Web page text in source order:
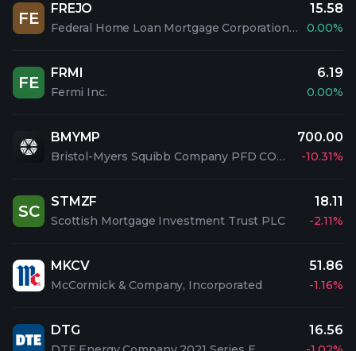
FE
FREJO
Federal Home Loan Mortgage Corporation PFD 5.1% SAL
15.58
0.00%
FE
FRMI
Fermi Inc.
6.19
0.00%
BMYMP
Bristol-Myers Squibb Company PFD CONV 2
700.00
-10.31%
SC
STMZF
Scottish Mortgage Investment Trust PLC
18.11
-2.11%
MKCV
McCormick & Company, Incorporated
51.86
-1.16%
DTG 16.56